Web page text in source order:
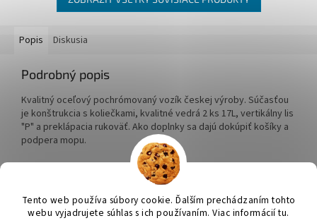
Tento web používa súbory cookie. Ďalším prechádzaním tohto
webu vyjadrujete súhlas s ich používaním. Viac informácií tu.
Popis Diskusia
Podrobný popis
Kvalitný oceľový pochrómovaný vozík českej výroby. Súčasťou
je konštrukcia s koliečkami, kvalitné vedrá 2 ks 17L, vertikálny lis
"P" a preklápacia rukoväť. Ako doplnky sa dajú dokúpiť košíky a
podpera mopu.
Vytvoril Shoptet